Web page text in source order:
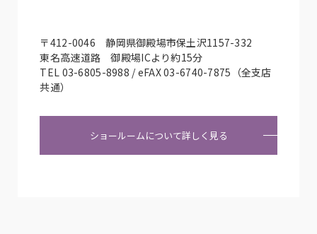
〒412-0046 静岡県御殿場市保土沢1157-332
東名高速道路 御殿場ICより約15分
TEL 03-6805-8988 / eFAX 03-6740-7875（全支店
共通）
ショールームについて詳しく見る